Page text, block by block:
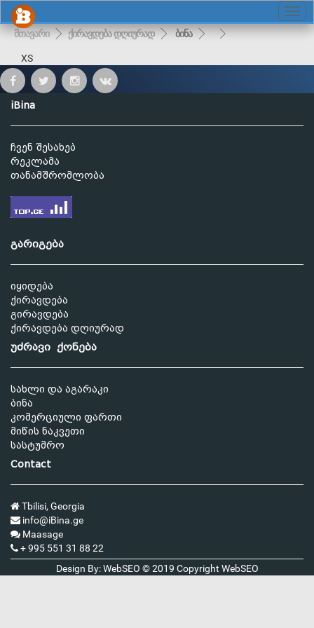
მთავარი ქირავდება დღიურად ბინა
XS
iBina
ჩვენ შესახებ
რეკლამა
თანამშრომლობა
გარიგება
იყიდება
ქირავდება
გირავდება
ქირავდება დღიურად
უძრავი ქონება
სახლი და აგარაკი
ბინა
კომერციული ფართი
მიწის ნაკვეთი
სასტუმრო
Contact
Tbilisi, Georgia
info@iBina.ge
Maasage
+ 995 551 31 88 22
Design By: WebSEO © 2019 Copyright WebSEO